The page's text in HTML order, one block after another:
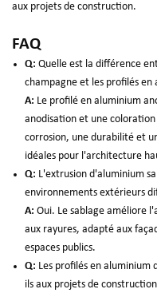
aux projets de construction.
FAQ
Q: Quelle est la différence
champagne et les profilés en
A: Le profilé en aluminium
anodisation et une
corrosion, une durabilité et
idéales pour l'architecture
Q: L'extrusion d'aluminium
environnements extérieurs
A: Oui. Le sablage améliore
aux rayures, adapté aux
espaces publics.
Q: Les profilés en aluminium
ils aux projets de